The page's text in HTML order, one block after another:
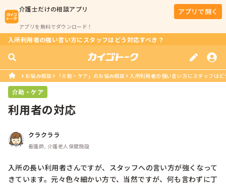
介護士だけの相談アプリ
アプリを無料でダウンロード！
アプリで開く
入所利用者の強い言い方にスタッフはどう対応すべき？
お悩み相談 「介助・ケア」のお悩み相談 入所利用者の強い言い方にスタッフはど
介助・ケア
利用者の対応
クラクララ
看護師, 介護老人保健施設
入所の長い利用者さんですが、スタッフへの言い方が強くなって
きています。元々色々細かい方で、当然ですが、何も言わずに丁